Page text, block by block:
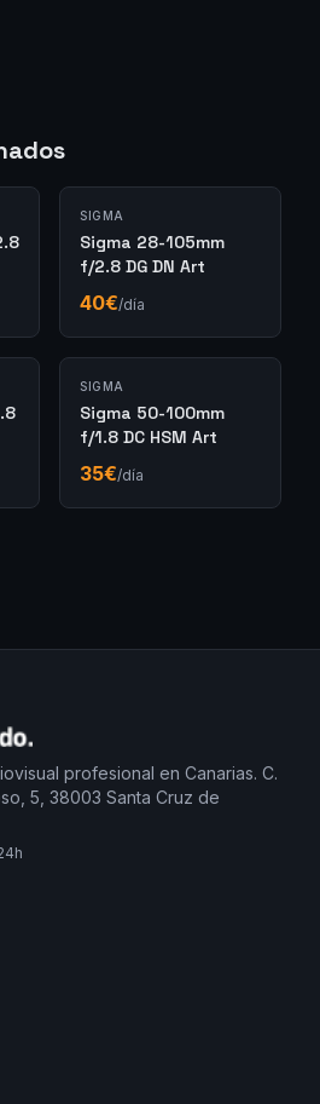
SIGMA
Sigma 28-105mm
f/2.8 DG DN Art
40€/día
SIGMA
Sigma 50-100mm
f/1.8 DC HSM Art
35€/día
profesional en Canarias. C.
5, 38003 Santa Cruz de